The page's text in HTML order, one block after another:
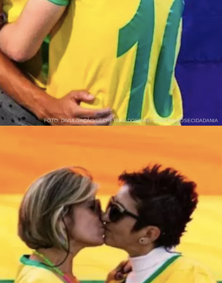
FOTO: DIVULGAÇÃO/SECRETARIADOSDIREITOSHUMANOSECIDADANIA